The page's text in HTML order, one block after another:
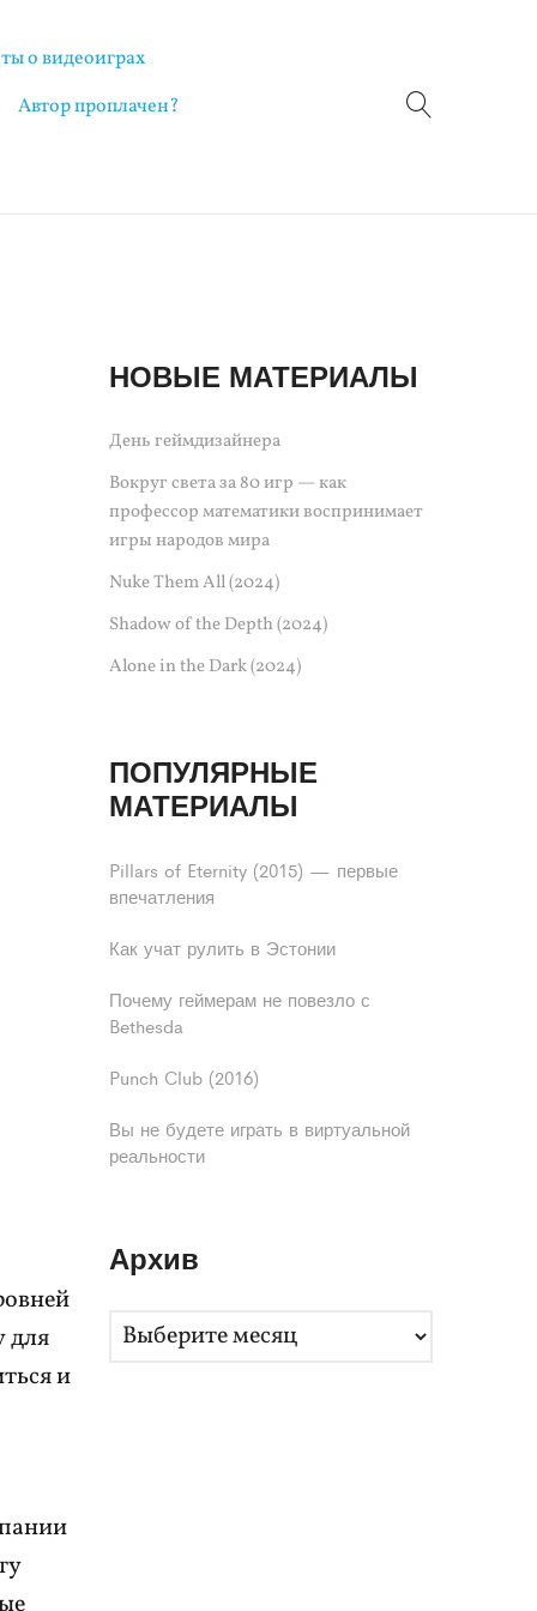
о видеоиграх
Автор проплачен?
для
и
НОВЫЕ МАТЕРИАЛЫ
День геймдизайнера
Вокруг света за 80 игр — как
профессор математики воспринимает
игры народов мира
Nuke Them All (2024)
Shadow of the Depth (2024)
Alone in the Dark (2024)
ПОПУЛЯРНЫЕ
МАТЕРИАЛЫ
Pillars of Eternity (2015) — первые
впечатления
Как учат рулить в Эстонии
Почему геймерам не повезло с
Bethesda
Punch Club (2016)
Вы не будете играть в виртуальной
реальности
Архив
А